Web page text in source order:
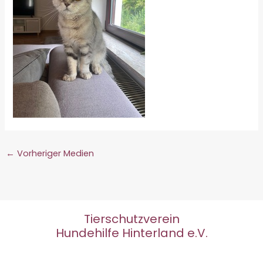
← Vorheriger Medien
Tierschutzverein
Hundehilfe Hinterland e.V.